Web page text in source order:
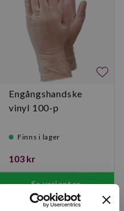
Engångshandske
vinyl 100-p
Finns i lager
103 kr
Se varianter